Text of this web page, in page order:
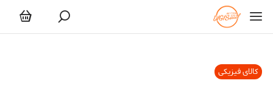
کالای فیزیکی